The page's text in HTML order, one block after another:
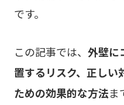
です。
この記事では、 外壁に
置するリスク、正しい
ための効果的な方法ま